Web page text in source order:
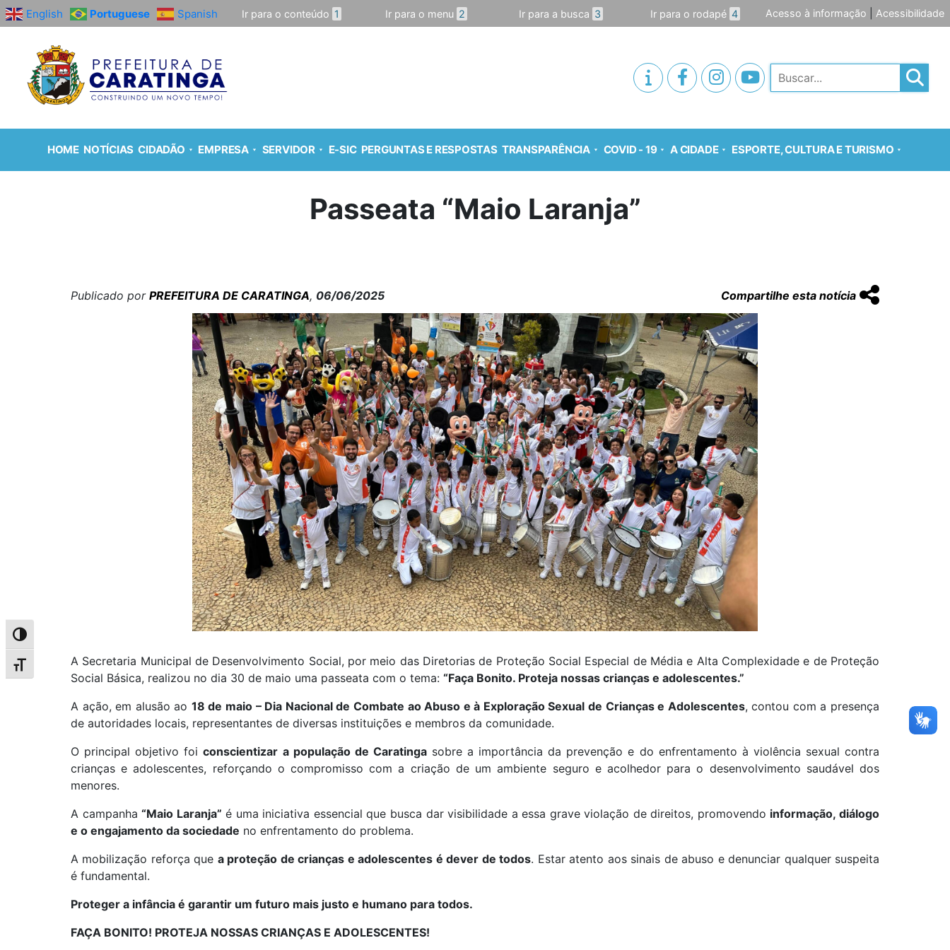
Alternar alto contraste
Alternar tamanho da fonte
English Portuguese Spanish Ir para o conteúdo 1 Ir para o menu 2 Ir para a busca 3 Ir para o rodapé 4 Acesso à informação Acessibilidade
Pesquisar
HOME NOTÍCIAS CIDADÃO EMPRESA SERVIDOR E-SIC PERGUNTAS E RESPOSTAS TRANSPARÊNCIA COVID - 19 A CIDADE ESPORTE, CULTURA E TURISMO
Passeata “Maio Laranja”
Publicado por PREFEITURA DE CARATINGA, 06/06/2025 Compartilhe esta notícia
A Secretaria Municipal de Desenvolvimento Social, por meio das Diretorias de Proteção Social Especial de Média e Alta Complexidade e de Proteção
Social Básica, realizou no dia 30 de maio uma passeata com o tema: “Faça Bonito. Proteja nossas crianças e adolescentes.”
A ação, em alusão ao 18 de maio – Dia Nacional de Combate ao Abuso e à Exploração Sexual de Crianças e Adolescentes, contou com a presença
de autoridades locais, representantes de diversas instituições e membros da comunidade.
O principal objetivo foiconscientizar a população de Caratingasobre a importância da prevenção e do enfrentamento à violência sexual contra
crianças e adolescentes, reforçando o compromisso com a criação de um ambiente seguro e acolhedor para o desenvolvimento saudável dos
menores.
A campanha“Maio Laranja” é uma iniciativa essencial que busca dar visibilidade a essa grave violação de direitos, promovendo informação, diálogo
e o engajamento da sociedade no enfrentamento do problema.
A mobilização reforça que a proteção de crianças e adolescentes é dever de todos. Estar atento aos sinais de abuso e denunciar qualquer suspeita
é fundamental.
Proteger a infância é garantir um futuro mais justo e humano para todos.
FAÇA BONITO! PROTEJA NOSSAS CRIANÇAS E ADOLESCENTES!